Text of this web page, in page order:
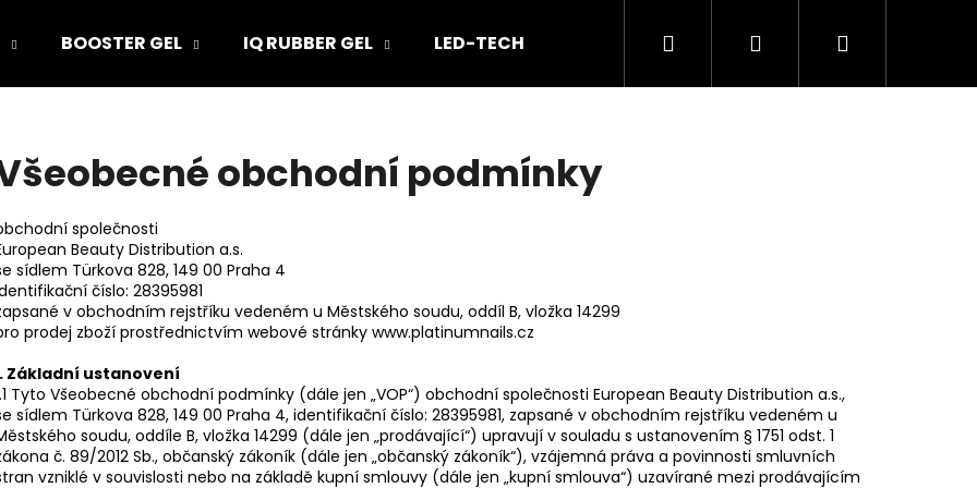
BOOSTER GEL IQ RUBBER GEL LED-TECH GEL BAREVNÉ GELY AKRYL A AKRYGEL
Hledat PřihlášeníNákupní
obchodní podmínky
společnosti
Beauty Distribution a.s.
sídlem Türkova 828, 149 00 Praha 4
číslo: 28395981
v obchodním rejstříku vedeném u Městského soudu, oddíl B, vložka 14299
prodej zboží prostřednictvím webové stránky www.platinumnails.cz
Základní ustanovení
Tyto Všeobecné obchodní podmínky (dále jen „VOP“) obchodní společnosti European Beauty Distribution a.s.,
sídlem Türkova 828, 149 00 Praha 4, identifikační číslo: 28395981, zapsané v obchodním rejstříku vedeném u
soudu, oddíle B, vložka 14299 (dále jen „prodávající“) upravují v souladu s ustanovením § 1751 odst. 1
č. 89/2012 Sb., občanský zákoník (dále jen „občanský zákoník“), vzájemná práva a povinnosti smluvních
vzniklé v souvislosti nebo na základě kupní smlouvy (dále jen „kupní smlouva“) uzavírané mezi prodávajícím
Doporučujeme